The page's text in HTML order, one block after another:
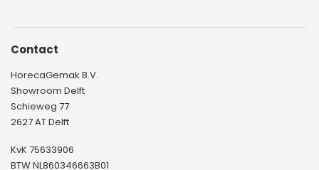
Contact
HorecaGemak B.V.
Showroom Delft
Schieweg 77
2627 AT Delft
KvK 75633906
BTW NL860346663B01